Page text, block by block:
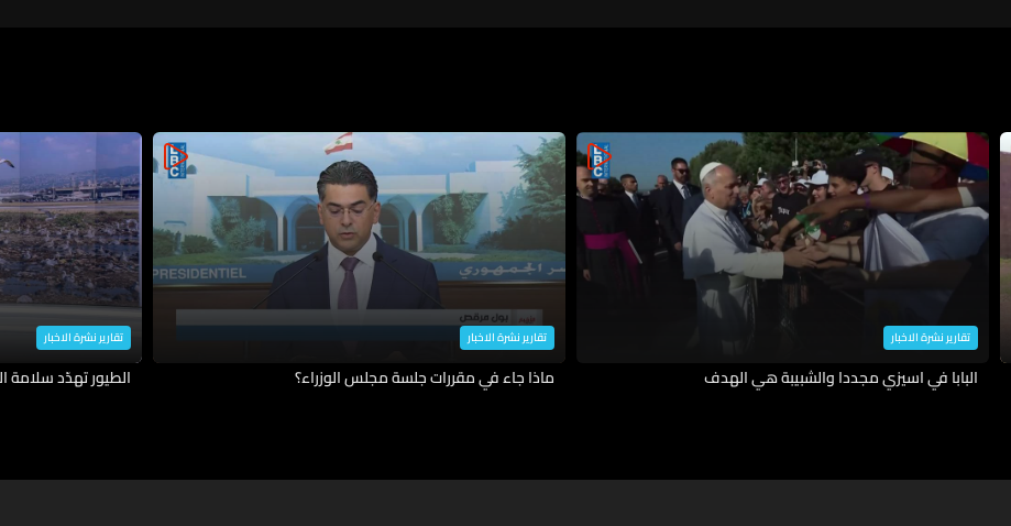
تقارير نشرة الاخبار
البابا في اسيزي مجددا والشبيبة هي الهدف
تقارير نشرة الاخبار
ماذا جاء في مقررات جلسة مجلس الوزراء؟
تقارير نشرة الاخبار
الطيور تهدّد سلامة